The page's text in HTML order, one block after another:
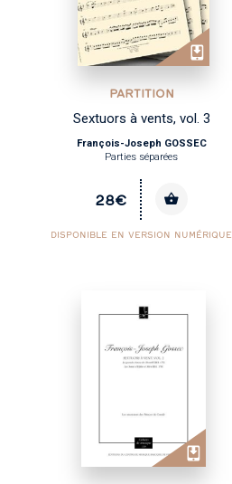
PARTITION
Sextuors à vents, vol. 3
François-Joseph GOSSEC
Parties séparées
28€
DISPONIBLE EN VERSION NUMÉRIQUE